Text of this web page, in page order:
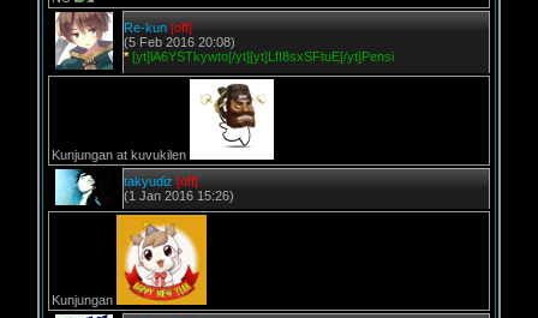
Re-kun [off]
(5 Feb 2016 20:08)
* [yt]lA6YSTkywto[/yt][yt]LfI8sxSFtuE[/yt]Pensi
Kunjungan at kuvukilen
takyudiz [off]
(1 Jan 2016 15:26)
Kunjungan